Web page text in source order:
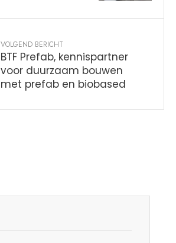
VOLGEND BERICHT
BTF Prefab, kennispartner
voor duurzaam bouwen
met prefab en biobased